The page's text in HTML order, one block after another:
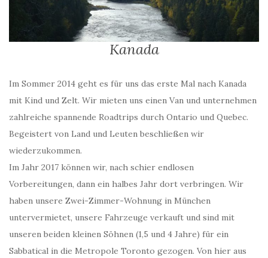
Kanada
Im Sommer 2014 geht es für uns das erste Mal nach Kanada
mit Kind und Zelt. Wir mieten uns einen Van und unternehmen
zahlreiche spannende Roadtrips durch Ontario und Quebec.
Begeistert von Land und Leuten beschließen wir
wiederzukommen.
Im Jahr 2017 können wir, nach schier endlosen
Vorbereitungen, dann ein halbes Jahr dort verbringen. Wir
haben unsere Zwei-Zimmer-Wohnung in München
untervermietet, unsere Fahrzeuge verkauft und sind mit
unseren beiden kleinen Söhnen (1,5 und 4 Jahre) für ein
Sabbatical in die Metropole Toronto gezogen. Von hier aus